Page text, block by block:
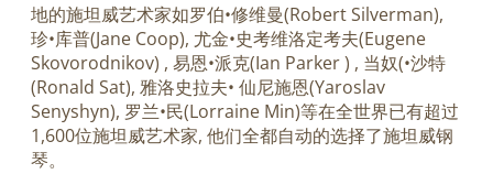
地的施坦威艺术家如罗伯•修维曼(Robert Silverman),
珍•库普(Jane Coop), 尤金•史考维洛定考夫(Eugene
Skovorodnikov) , 易恩•派克(Ian Parker ) , 当奴(•沙特
(Ronald Sat), 雅洛史拉夫• 仙尼施恩(Yaroslav
Senyshyn), 罗兰•民(Lorraine Min)等在全世界已有超过
1,600位施坦威艺术家, 他们全都自动的选择了施坦威钢
琴。